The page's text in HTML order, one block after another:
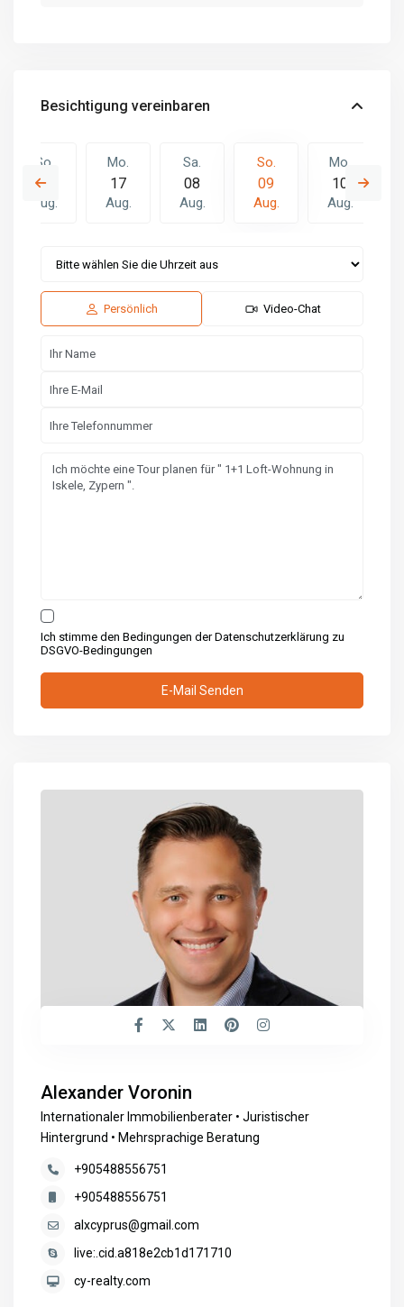
Besichtigung vereinbaren
So.
16
Aug.
Mo.
17
Aug.
Sa.
08
Aug.
So.
09
Aug.
Mo.
10
Aug.
So.
Aug.
Mo.
Persönlich Video-Chat
Ich stimme den Bedingungen der Datenschutzerklärung zu
DSGVO-Bedingungen
Alexander Voronin
Internationaler Immobilienberater • Juristischer
Hintergrund • Mehrsprachige Beratung
+905488556751
+905488556751
alxcyprus@gmail.com
live:.cid.a818e2cb1d171710
cy-realty.com